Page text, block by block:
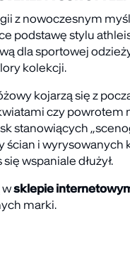
z nowoczesnym
podstawę stylu
dla sportowej
kolekcji.
kojarzą się z
czy powrotem
stanowiących
ścian i wyrysowanych
wspaniale dłużył.
wsklepie
marki.